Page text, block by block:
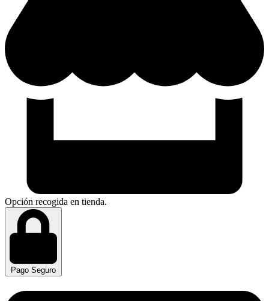
Opción recogida en tienda.
Pago Seguro